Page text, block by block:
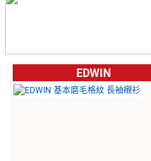
EDWIN